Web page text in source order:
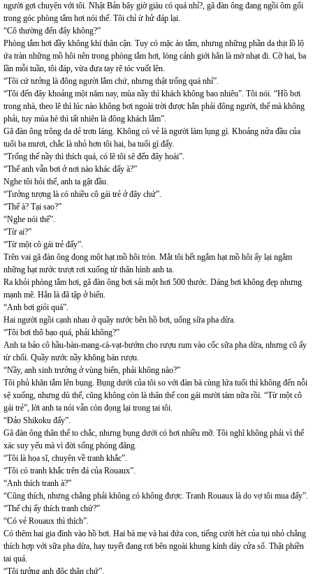
người gợi chuyện với tôi. Nhật Bản bây giờ giàu có quá nhỉ?, gã đàn ông đang ngồi ôm gối
trong góc phòng tắm hơi nói thế. Tôi chỉ ừ hử đáp lại.
“Cô thường đến đây không?”
Phòng tắm hơi đầy không khí thân cận. Tuy có mặc áo tắm, nhưng những phần da thịt lồ lộ
ứa tràn những mồ hôi nên trong phòng tắm hơi, lòng cảnh giới hẳn là mờ nhạt đi. Cỡ hai, ba
lần mỗi tuần, tôi đáp, vừa đưa tay rẽ tóc vuốt lên.
“Tôi cứ tưởng là đông người lắm chứ, nhưng thật trống quá nhỉ”.
“Tôi đến đây khoảng một năm nay, mùa nầy thì khách không bao nhiêu”. Tôi nói. “Hồ bơi
trong nhà, theo lẽ thì lúc nào không bơi ngoài trời được hẳn phải đông người, thế mà không
phải, tuy mùa hè thì tất nhiên là đông khách lắm”.
Gã đàn ông trông da dẻ trơn láng. Không có vẻ là người làm lụng gì. Khoảng nửa đầu của
tuổi ba mươi, chắc là nhỏ hơn tôi hai, ba tuổi gì đấy.
“Trống thế nầy thì thích quá, có lẽ tôi sẽ đến đây hoài”.
“Thế anh vẫn bơi ở nơi nào khác đấy à?”
Nghe tôi hỏi thế, anh ta gật đầu.
“Tưởng tượng là có nhiều cô gái trẻ ở đây chứ”.
“Thế à? Tại sao?”
“Nghe nói thế”.
“Từ ai?”
“Từ một cô gái trẻ đấy”.
Trên vai gã đàn ông đọng một hạt mồ hôi tròn. Mắt tôi hết ngắm hạt mồ hôi ấy lại ngắm
những hạt nước trượt rơi xuống từ thân hình anh ta.
Ra khỏi phòng tắm hơi, gã đàn ông bơi sải một hơi 500 thước. Dáng bơi không đẹp nhưng
mạnh mẽ. Hẳn là đã tập ở biển.
“Anh bơi giỏi quá”.
Hai người ngồi cạnh nhau ở quầy nước bên hồ bơi, uống sữa pha dừa.
“Tôi bơi thô bạo quá, phải không?”
Anh ta bảo cô hầu-bàn-mang-cà-vạt-bướm cho rượu rum vào cốc sữa pha dừa, nhưng cô ấy
từ chối. Quầy nước nầy không bán rượu.
“Nầy, anh sinh trưởng ở vùng biển, phải không nào?”
Tôi phủ khăn tắm lên bụng. Bụng dưới của tôi so với đàn bà cùng lứa tuổi thì không đến nỗi
sệ xuống, nhưng dù thế, cũng không còn là thân thể con gái mười tám nữa rồi. “Từ một cô
gái trẻ”, lời anh ta nói vẫn còn đọng lại trong tai tôi.
“Đảo Shikoku đấy”.
Gã đàn ông thân thể to chắc, nhưng bụng dưới có hơi nhiều mỡ. Tôi nghĩ không phải vì thể
xác suy yếu mà vì đời sống phóng đãng.
“Tôi là họa sĩ, chuyên về tranh khắc”.
“Tôi có tranh khắc trên đá của Rouaux”.
“Anh thích tranh à?”
“Cũng thích, nhưng chẳng phải không có không được. Tranh Rouaux là do vợ tôi mua đấy”.
“Thế chị ấy thích tranh chứ?”
“Có vẻ Rouaux thì thích”.
Có thêm hai gia đình vào hồ bơi. Hai bà mẹ và hai đứa con, tiếng cười hét của tụi nhỏ chẳng
thích hợp với sữa pha dừa, hay tuyết đang rơi bên ngoài khung kính dày cửa sổ. Thật phiền
tai quá.
“Tôi tưởng anh độc thân chứ”.